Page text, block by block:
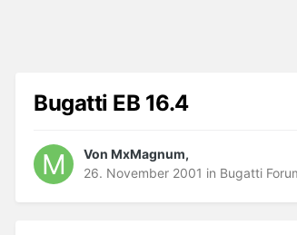
Bugatti EB 16.4
Von MxMagnum,
26. November 2001 in Bugatti